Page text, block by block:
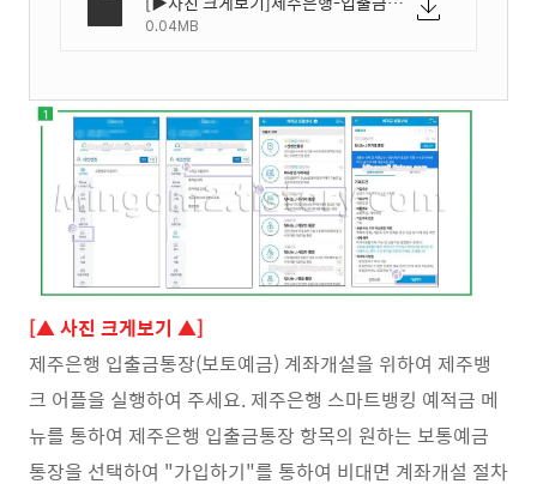
0.04MB
[▲ 사진 크게보기 ▲]
제주은행 입출금통장(보토예금) 계좌개설을 위하여 제주뱅
크 어플을 실행하여 주세요. 제주은행 스마트뱅킹 예적금 메
뉴를 통하여 제주은행 입출금통장 항목의 원하는 보통예금
통장을 선택하여 "가입하기"를 통하여 비대면 계좌개설 절차